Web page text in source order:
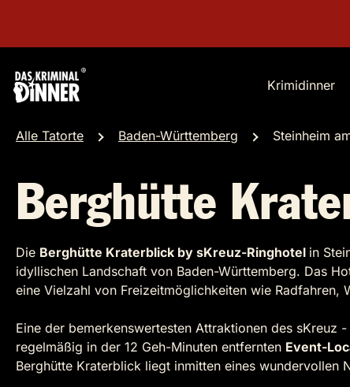
Krimidinner
Alle Tatorte Baden-Württemberg Steinheim
Berghütte
Die Berghütte Kraterblick by sKreuz-Ringhotel in
idyllischen Landschaft von Baden-Württemberg. Das
eine Vielzahl von Freizeitmöglichkeiten wie Radfahren,
Eine der bemerkenswertesten Attraktionen des sKreuz
regelmäßig in der 12 Geh-Minuten entfernten Event-
Berghütte Kraterblick liegt inmitten eines wundervollen